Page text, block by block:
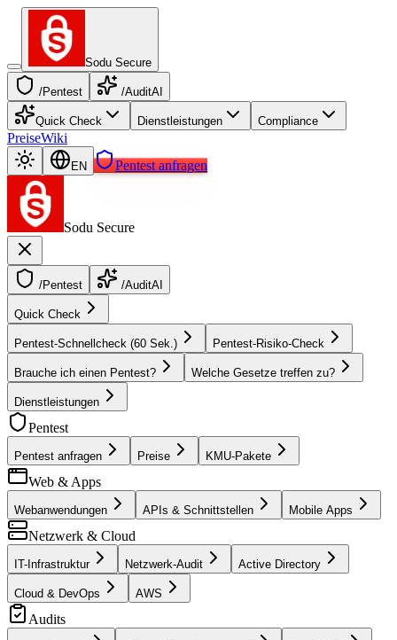
Sodu Secure
/Pentest /AuditAI
Quick Check Dienstleistungen Compliance
PreiseWiki
EN Pentest anfragen
Sodu Secure
/Pentest /AuditAI
Quick Check
Pentest-Schnellcheck (60 Sek.) Pentest-Risiko-Check
Brauche ich einen Pentest? Welche Gesetze treffen zu?
Dienstleistungen
Pentest
Pentest anfragen Preise KMU-Pakete
Web & Apps
Webanwendungen APIs & Schnittstellen Mobile Apps
Netzwerk & Cloud
IT-Infrastruktur Netzwerk-Audit Active Directory
Cloud & DevOps AWS
Audits